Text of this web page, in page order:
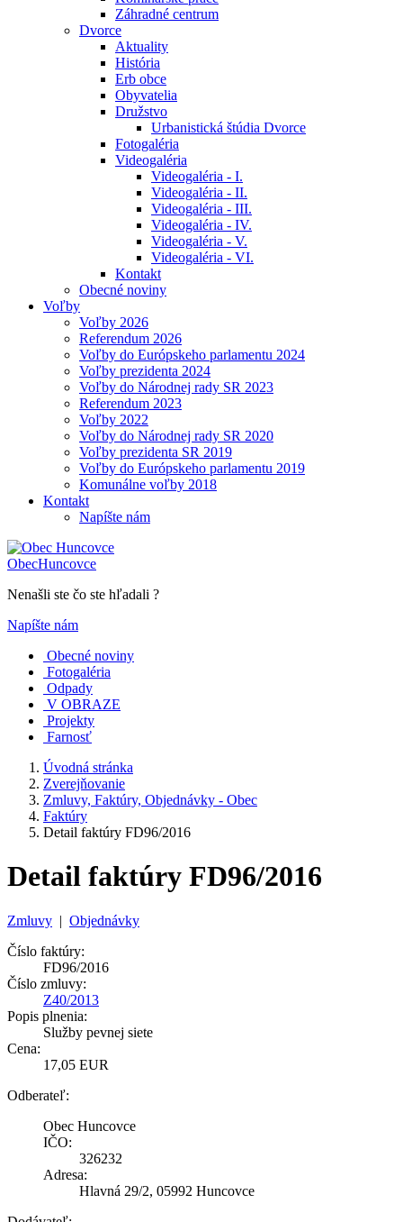
Záhradné centrum
Dvorce
Aktuality
História
Erb obce
Obyvatelia
Družstvo
Urbanistická štúdia Dvorce
Fotogaléria
Videogaléria
Videogaléria - I.
Videogaléria - II.
Videogaléria - III.
Videogaléria - IV.
Videogaléria - V.
Videogaléria - VI.
Kontakt
Obecné noviny
Voľby
Voľby 2026
Referendum 2026
Voľby do Európskeho parlamentu 2024
Voľby prezidenta 2024
Voľby do Národnej rady SR 2023
Referendum 2023
Voľby 2022
Voľby do Národnej rady SR 2020
Voľby prezidenta SR 2019
Voľby do Európskeho parlamentu 2019
Komunálne voľby 2018
Kontakt
Napíšte nám
ObecHuncovce
Nenašli ste čo ste hľadali ?
Napíšte nám
Obecné noviny
Fotogaléria
Odpady
V OBRAZE
Projekty
Farnosť
Úvodná stránka
Zverejňovanie
Zmluvy, Faktúry, Objednávky - Obec
Faktúry
Detail faktúry FD96/2016
Detail faktúry FD96/2016
Zmluvy | Objednávky
Číslo faktúry:
FD96/2016
Číslo zmluvy:
Z40/2013
Popis plnenia:
Služby pevnej siete
Cena:
17,05 EUR
Odberateľ:
Obec Huncovce
IČO:
326232
Adresa:
Hlavná 29/2, 05992 Huncovce